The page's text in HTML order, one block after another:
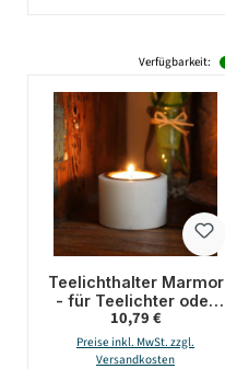
Verfügbarkeit:
Teelichthalter Marmor
- für Teelichter oder
LED Teelichter - H:
4cm - D: 6cm - weiß
Regulärer Preis:
10,79 €
Preise inkl. MwSt. zzgl.
Versandkosten